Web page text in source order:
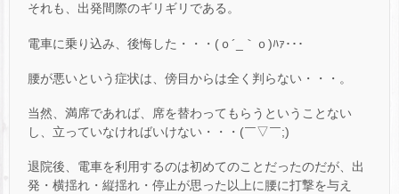
それも、出発間際のギリギリである。
電車に乗り込み、後悔した・・・(ｏ´_｀ｏ)ﾊｧ･･･
腰が悪いという症状は、傍目からは全く判らない・・・。
当然、満席であれば、席を替わってもらうということない
し、立っていなければいけない・・・(￣▽￣;)
退院後、電車を利用するのは初めてのことだったのだが、出
発・横揺れ・縦揺れ・停止が思った以上に腰に打撃を与え